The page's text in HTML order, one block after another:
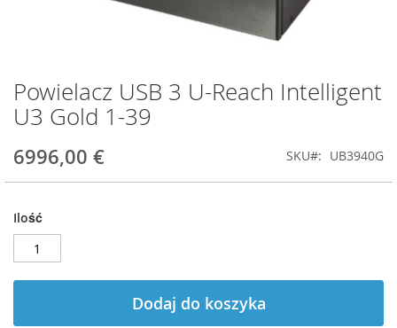
Powielacz USB 3 U-Reach Intelligent
U3 Gold 1-39
6996,00 € SKU UB3940G
Ilość
Dodaj do koszyka
Przejdź
na
początek